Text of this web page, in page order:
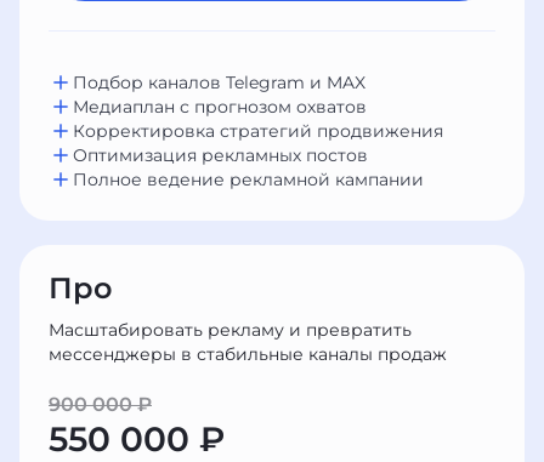
Подбор каналов Telegram и MAX
Медиаплан с прогнозом охватов
Корректировка стратегий продвижения
Оптимизация рекламных постов
Полное ведение рекламной кампании
Про
Масштабировать рекламу и превратить
мессенджеры в стабильные каналы продаж
900 000 ₽
550 000 ₽